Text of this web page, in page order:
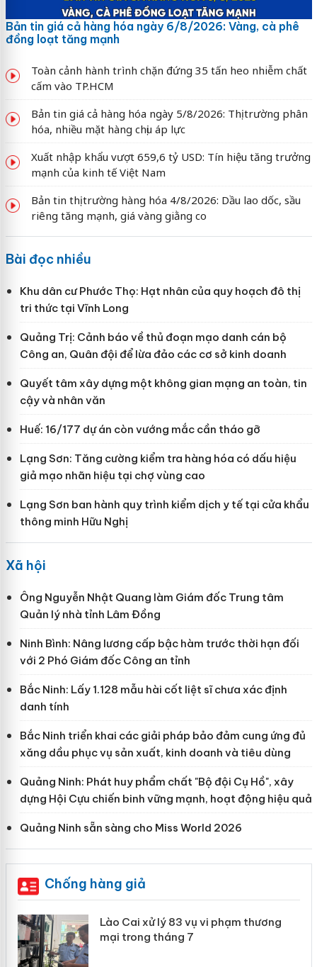
Bản tin giá cả hàng hóa ngày 6/8/2026: Vàng, cà phê
đồng loạt tăng mạnh
Toàn cảnh hành trình chặn đứng 35 tấn heo nhiễm chất
cấm vào TP.HCM
Bản tin giá cả hàng hóa ngày 5/8/2026: Thị trường phân
hóa, nhiều mặt hàng chịu áp lực
Xuất nhập khẩu vượt 659,6 tỷ USD: Tín hiệu tăng trưởng
mạnh của kinh tế Việt Nam
Bản tin thị trường hàng hóa 4/8/2026: Dầu lao dốc, sầu
riêng tăng mạnh, giá vàng giằng co
Bài đọc nhiều
Khu dân cư Phước Thọ: Hạt nhân của quy hoạch đô thị
tri thức tại Vĩnh Long
Quảng Trị: Cảnh báo về thủ đoạn mạo danh cán bộ
Công an, Quân đội để lừa đảo các cơ sở kinh doanh
Quyết tâm xây dựng một không gian mạng an toàn, tin
cậy và nhân văn
Huế: 16/177 dự án còn vướng mắc cần tháo gỡ
Lạng Sơn: Tăng cường kiểm tra hàng hóa có dấu hiệu
giả mạo nhãn hiệu tại chợ vùng cao
Lạng Sơn ban hành quy trình kiểm dịch y tế tại cửa khẩu
thông minh Hữu Nghị
Xã hội
Ông Nguyễn Nhật Quang làm Giám đốc Trung tâm
Quản lý nhà tỉnh Lâm Đồng
Ninh Bình: Nâng lương cấp bậc hàm trước thời hạn đối
với 2 Phó Giám đốc Công an tỉnh
Bắc Ninh: Lấy 1.128 mẫu hài cốt liệt sĩ chưa xác định
danh tính
Bắc Ninh triển khai các giải pháp bảo đảm cung ứng đủ
xăng dầu phục vụ sản xuất, kinh doanh và tiêu dùng
Quảng Ninh: Phát huy phẩm chất "Bộ đội Cụ Hồ", xây
dựng Hội Cựu chiến binh vững mạnh, hoạt động hiệu quả
Quảng Ninh sẵn sàng cho Miss World 2026
Chống hàng giả
Lào Cai xử lý 83 vụ vi phạm thương
mại trong tháng 7